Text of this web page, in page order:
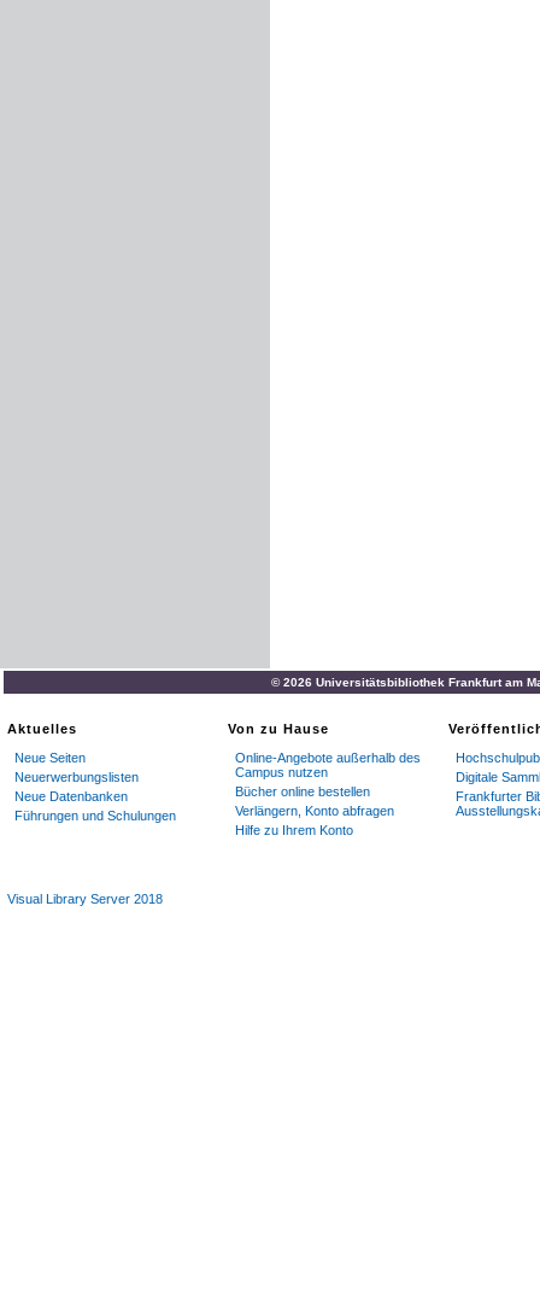
© 2026 Universitätsbibliothek Frankfurt am
Aktuelles
Neue Seiten
Neuerwerbungslisten
Neue Datenbanken
Führungen und Schulungen
Von zu Hause
Online-Angebote außerhalb des
Campus nutzen
Bücher online bestellen
Verlängern, Konto abfragen
Hilfe zu Ihrem Konto
Digitale
Frankfurter
Visual Library Server 2018